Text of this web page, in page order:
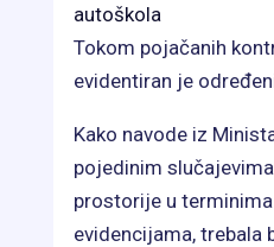
autoškola
Tokom pojačanih
evidentiran je
Kako navode iz
pojedinim
prostorije u
evidencijama, trebala